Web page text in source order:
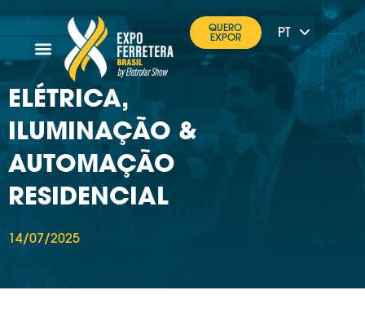
QUERO
EXPOR
PT
ES
ELÉTRICA,
ILUMINAÇÃO &
AUTOMAÇÃO
RESIDENCIAL
14/07/2025